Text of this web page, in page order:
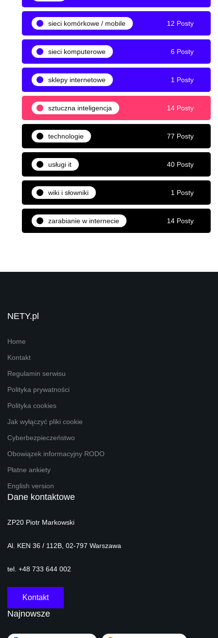
sieci komórkowe / mobile 12 Posty
sieci komputerowe 6 Posty
sklepy internetowe 1 Posty
sztuczna inteligencja 14 Posty
technologie 77 Posty
usługi it 40 Posty
wiki i słowniki 1 Posty
zarabianie w internecie 14 Posty
NETY.pl
Home
Kontakt
Regulamin serwisu
Polityka prywatności
Polityka cookies
Jak wyłączyć pliki cookie
Cyberbezpieczeństwo
Obowiązek informacyjny RODO
Płatne ankiety
English version
Dane kontaktowe
ZP20 Piotr Markowski
Al. KEN 36 / 112B, 02-797 Warszawa
tel. +48 733 644 002
Kontakt
Najnowsze